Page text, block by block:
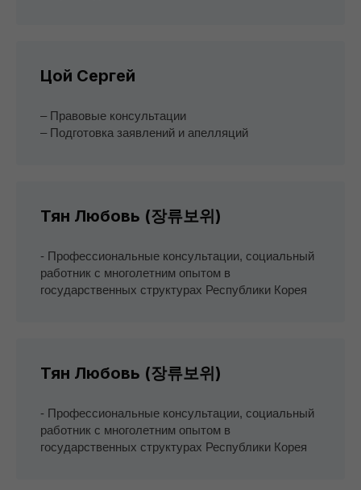
Цой Сергей
– Правовые консультации
– Подготовка заявлений и апелляций
Тян Любовь (장류보위)
- Профессиональные консультации, социальный
работник с многолетним опытом в
государственных структурах Республики Корея
Тян Любовь (장류보위)
- Профессиональные консультации, социальный
работник с многолетним опытом в
государственных структурах Республики Корея